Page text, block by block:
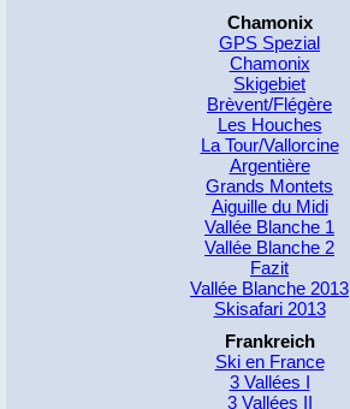
Chamonix
GPS Spezial
Chamonix
Skigebiet
Brèvent/Flégère
Les Houches
La Tour/Vallorcine
Argentière
Grands Montets
Aiguille du Midi
Vallée Blanche 1
Vallée Blanche 2
Fazit
Vallée Blanche 2013
Skisafari 2013
Frankreich
Ski en France
3 Vallées I
3 Vallées II